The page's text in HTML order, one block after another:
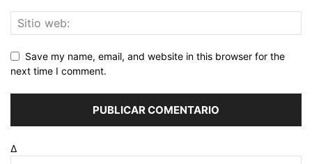
Save my name, email, and website in this browser for the
next time I comment.
Δ